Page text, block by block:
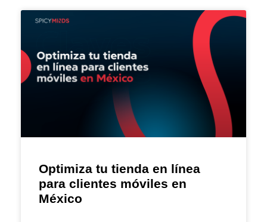
Optimiza tu tienda en línea
para clientes móviles en
México